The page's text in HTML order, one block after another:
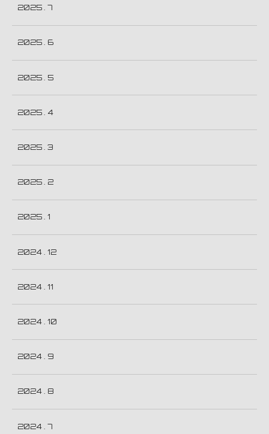
2025 . 7
2025 . 6
2025 . 5
2025 . 4
2025 . 3
2025 . 2
2025 . 1
2024 . 12
2024 . 11
2024 . 10
2024 . 9
2024 . 8
2024 . 7